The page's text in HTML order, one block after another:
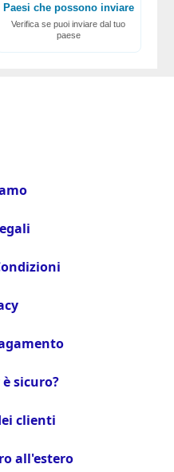
Paesi che possono inviare
Verifica se puoi inviare dal tuo
paese
sicuro?
clienti
all'estero